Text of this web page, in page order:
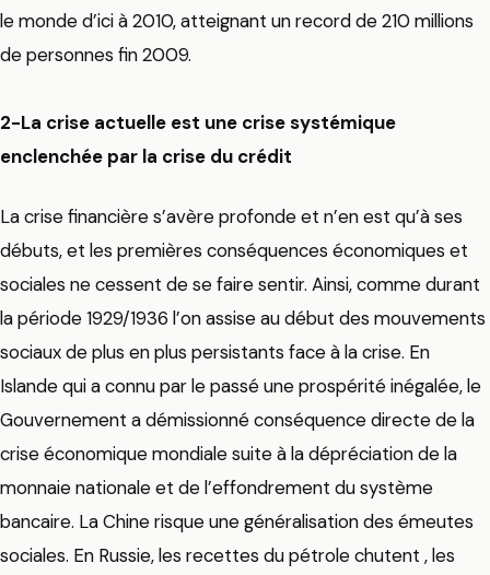
le monde d’ici à 2010, atteignant un record de 210 millions
de personnes fin 2009.
2-La crise actuelle est une crise systémique
enclenchée par la crise du crédit
La crise financière s’avère profonde et n’en est qu’à ses
débuts, et les premières conséquences économiques et
sociales ne cessent de se faire sentir. Ainsi, comme durant
la période 1929/1936 l’on assise au début des mouvements
sociaux de plus en plus persistants face à la crise. En
Islande qui a connu par le passé une prospérité inégalée, le
Gouvernement a démissionné conséquence directe de la
crise économique mondiale suite à la dépréciation de la
monnaie nationale et de l’effondrement du système
bancaire. La Chine risque une généralisation des émeutes
sociales. En Russie, les recettes du pétrole chutent , les